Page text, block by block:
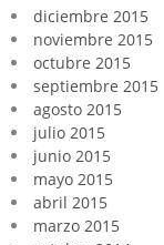
diciembre 2015
noviembre 2015
octubre 2015
septiembre 2015
agosto 2015
julio 2015
junio 2015
mayo 2015
abril 2015
marzo 2015